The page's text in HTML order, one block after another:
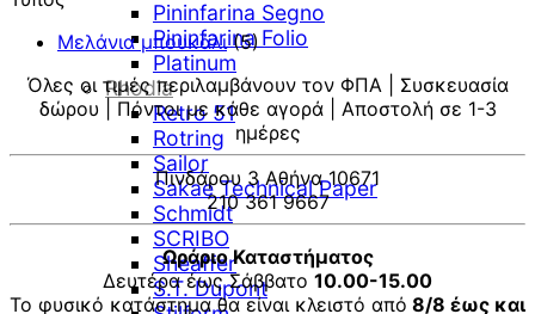
Pininfarina Segno
Pininfarina Folio
Platinum
Rhodia
Retro 51
Rotring
Sailor
Sakae Technical Paper
Schmidt
SCRIBO
Sheaffer
S.T. Dupont
Μελάνια μπουκάλι (5)
Όλες οι τιμές περιλαμβάνουν τον ΦΠΑ | Συσκευασία
δώρου | Πόντοι με κάθε αγορά | Αποστολή σε 1-3
ημέρες
Πινδάρου 3 Αθήνα 10671
210 361 9667
Ωράριο Καταστήματος
Δευτέρα έως Σάββατο 10.00-15.00
Το φυσικό κατάστημα θα είναι κλειστό από 8/8 έως και